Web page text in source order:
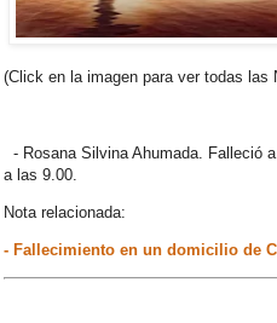
(Click en la imagen para ver todas las
- Rosana Silvina Ahumada. Falleció
a las 9.00.
Nota relacionada:
- Fallecimiento en un domicilio de